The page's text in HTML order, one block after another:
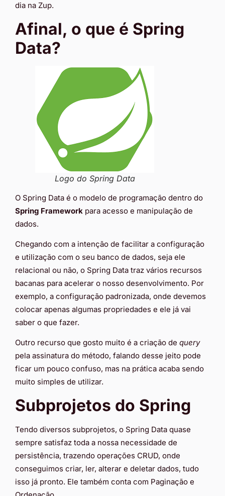
dia na Zup.
Afinal, o que é Spring
Data?
Logo do Spring Data
O Spring Data é o modelo de programação dentro do
Spring Framework para acesso e manipulação de
dados.
Chegando com a intenção de facilitar a configuração
e utilização com o seu banco de dados, seja ele
relacional ou não, o Spring Data traz vários recursos
bacanas para acelerar o nosso desenvolvimento. Por
exemplo, a configuração padronizada, onde devemos
colocar apenas algumas propriedades e ele já vai
saber o que fazer.
Outro recurso que gosto muito é a criação de query
pela assinatura do método, falando desse jeito pode
ficar um pouco confuso, mas na prática acaba sendo
muito simples de utilizar.
Subprojetos do Spring
Tendo diversos subprojetos, o Spring Data quase
sempre satisfaz toda a nossa necessidade de
persistência, trazendo operações CRUD, onde
conseguimos criar, ler, alterar e deletar dados, tudo
isso já pronto. Ele também conta com Paginação e